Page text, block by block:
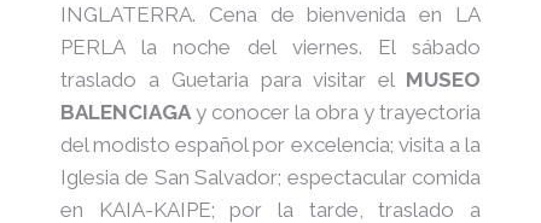
INGLATERRA. Cena de bienvenida en LA
PERLA la noche del viernes. El sábado
traslado a Guetaria para visitar el MUSEO
BALENCIAGA y conocer la obra y trayectoria
del modisto español por excelencia; visita a la
Iglesia de San Salvador; espectacular comida
en KAIA-KAIPE; por la tarde, traslado a